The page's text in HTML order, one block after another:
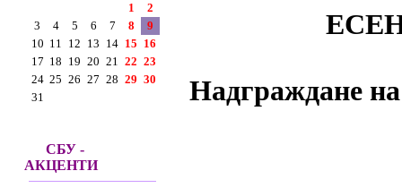
1
2
3
4 5 6 7 8
9
10 11 12 13 14 15 16
17 18 19 20 21 22 23
24 25 26 27 28 29 30
31
СБУ -
АКЦЕНТИ
Надграждане